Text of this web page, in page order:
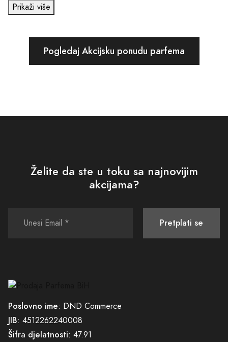
Prikaži više
Pogledaj Akcijsku ponudu parfema
Želite da ste u toku sa najnovijim
akcijama?
Pretplati se
Poslovno ime: DND Commerce
JIB: 4512262240008
Šifra djelatnosti: 47.91